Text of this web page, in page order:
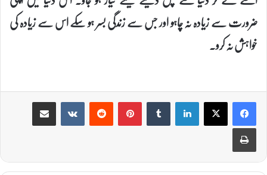
ضرورت سے زیادہ نہ چاہو اور جس سے زندگی بسر ہو سکے اس سے زیادہ کی
خواہش نہ کرو۔